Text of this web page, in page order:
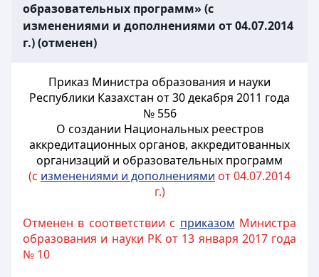
образовательных программ» (с
изменениями и дополнениями от 04.07.2014
г.) (отменен)
Приказ Министра образования и науки
Республики Казахстан от 30 декабря 2011 года
№ 556
О создании Национальных реестров
аккредитационных органов, аккредитованных
организаций и образовательных программ
(с изменениями и дополнениями от 04.07.2014
г.)
Отменен в соответствии с приказом Министра
образования и науки РК от 13 января 2017 года
№ 10